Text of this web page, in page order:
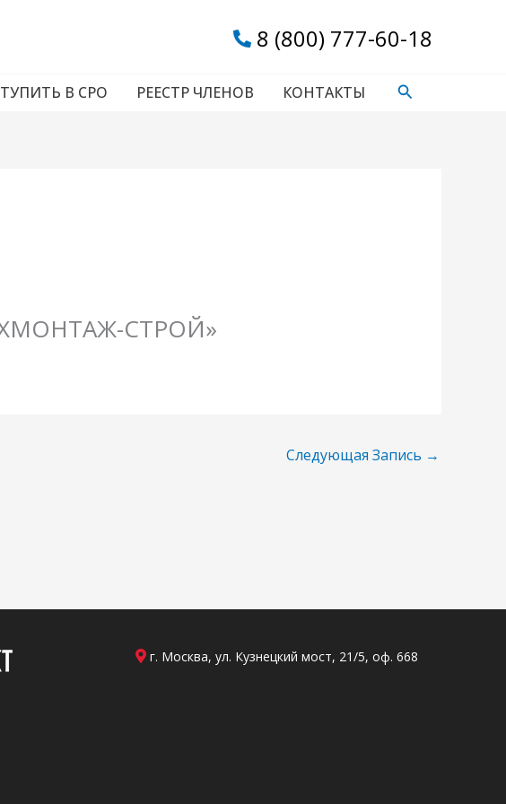
8 (800) 777-60-18
В СРО РЕЕСТР ЧЛЕНОВ КОНТАКТЫ Поиск
СТРОЙ»
Следующая Запись →
г. Москва, ул. Кузнецкий мост, 21/5, оф. 668